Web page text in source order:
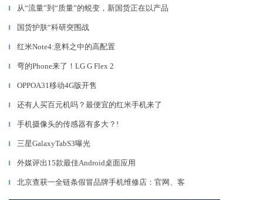
▎ 从“流量”到“质量”的蜕变，新国货正在以产品
▎ 国货护肤“科研突围战
▎ 红米Note4:意料之中的高配置
▎ 弯的Phone来了！LG G Flex 2
▎ OPPOA31移动4G版开售
▎ 还有人买百元机吗？最便宜的红米手机来了
▎ 手机摄像头的传感器有多大？!
▎ 三星GalaxyTabS3曝光
▎ 外媒评出15款最佳Android桌面应用
▎ 北京查获一全链条假冒品牌手机维修店：官网、客